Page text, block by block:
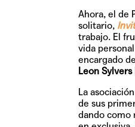
Ahora, el de
solitario,
trabajo. El
vida
encargado
Leon Sylvers
La
de sus
dando como